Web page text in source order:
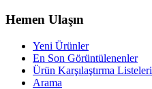
Hemen Ulaşın
Yeni Ürünler
En Son Görüntülenenler
Ürün Karşılaştırma Listeleri
Arama